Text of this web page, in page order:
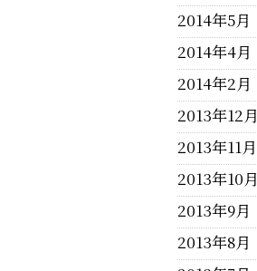
2014年5月
2014年4月
2014年2月
2013年12月
2013年11月
2013年10月
2013年9月
2013年8月